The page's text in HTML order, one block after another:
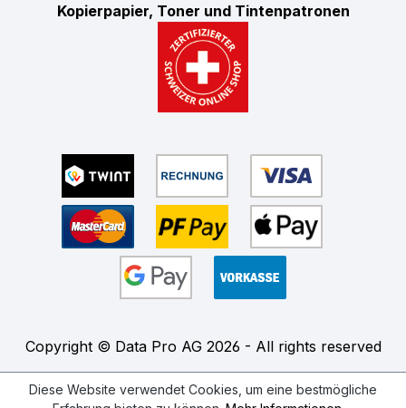
Kopierpapier, Toner und Tintenpatronen
Copyright © Data Pro AG 2026 - All rights reserved
Diese Website verwendet Cookies, um eine bestmögliche